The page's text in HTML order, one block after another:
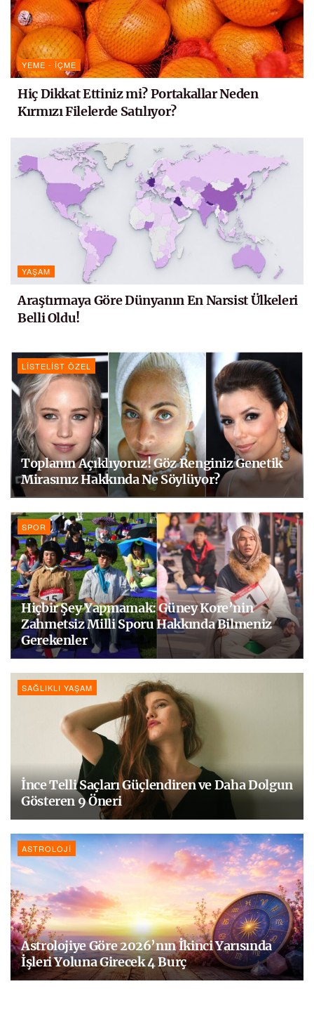
YEME - İÇME
Hiç Dikkat Ettiniz mi? Portakallar Neden
Kırmızı Filelerde Satılıyor?
YAŞAM
Araştırmaya Göre Dünyanın En Narsist Ülkeleri
Belli Oldu!
LISTELIST ÖZEL
Toplanın Açıklıyoruz! Göz Renginiz Genetik
Mirasınız Hakkında Ne Söylüyor?
SPOR
Hiçbir Şey Yapmamak: Güney Kore’nin
Zahmetsiz Milli Sporu Hakkında Bilmeniz
Gerekenler
SAĞLIKLI YAŞAM
İnce Telli Saçları Güçlendiren ve Daha Dolgun
Gösteren 9 Öneri
ASTROLOJI
Astrolojiye Göre 2026’nın İkinci Yarısında
İşleri Yoluna Girecek 4 Burç